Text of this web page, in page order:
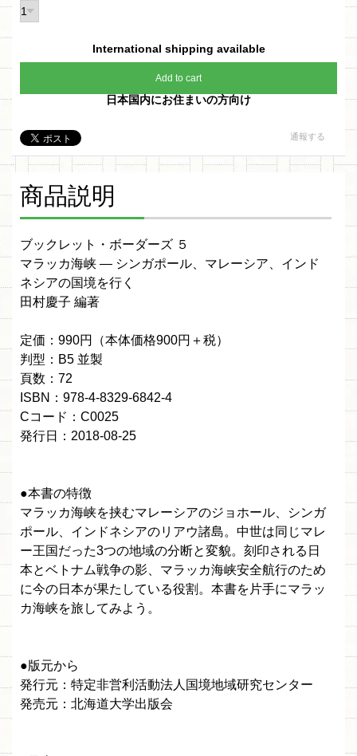
International shipping available
Add to cart
日本国内にお住まいの方向け
通報する
商品説明
ブックレット・ボーダーズ ５
マラッカ海峡 ― シンガポール、マレーシア、インド
ネシアの国境を行く
田村慶子 編著
定価：990円（本体価格900円＋税）
判型：B5 並製
頁数：72
ISBN：978-4-8329-6842-4
Cコード：C0025
発行日：2018-08-25
●本書の特徴
マラッカ海峡を挟むマレーシアのジョホール、シンガ
ポール、インドネシアのリアウ諸島。中世は同じマレ
ー王国だった3つの地域の分断と変貌。刻印される日
本とベトナム戦争の影、マラッカ海峡安全航行のため
に今の日本が果たしている役割。本書を片手にマラッ
カ海峡を旅してみよう。
●版元から
発行元：特定非営利活動法人国境地域研究センター
発売元：北海道大学出版会